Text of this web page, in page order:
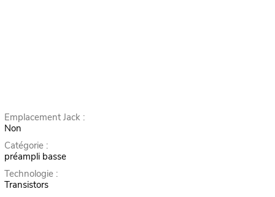
Emplacement Jack :
Non
Catégorie :
préampli basse
Technologie :
Transistors